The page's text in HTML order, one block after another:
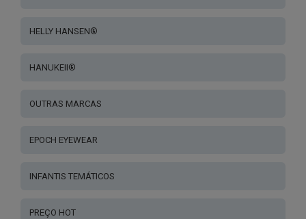
HELLY HANSEN®
HANUKEII®
OUTRAS MARCAS
EPOCH EYEWEAR
INFANTIS TEMÁTICOS
PREÇO HOT